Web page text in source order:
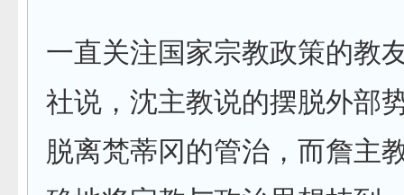
一直关注国家宗教政策的教
社说，沈主教说的摆脱外部
脱离梵蒂冈的管治，而詹主